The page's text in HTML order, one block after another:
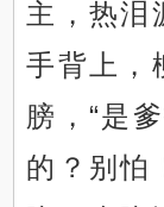
主，热泪
手背上，
膀，“是
的？别怕